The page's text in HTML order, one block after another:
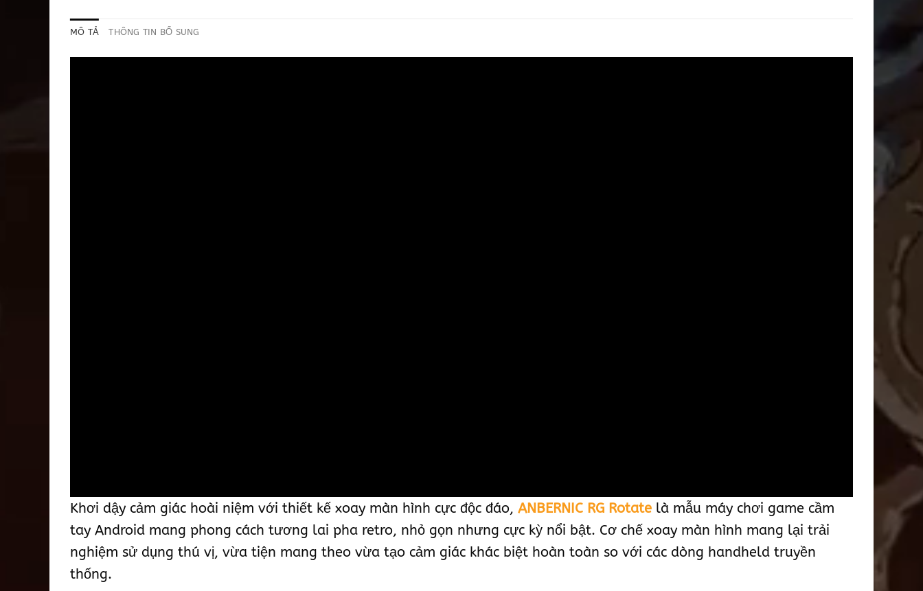
MÔ TẢ THÔNG TIN BỔ SUNG
Khơi dậy cảm giác hoài niệm với thiết kế xoay màn hình cực độc đáo, ANBERNIC RG Rotate là mẫu máy chơi game cầm
tay Android mang phong cách tương lai pha retro, nhỏ gọn nhưng cực kỳ nổi bật. Cơ chế xoay màn hình mang lại trải
nghiệm sử dụng thú vị, vừa tiện mang theo vừa tạo cảm giác khác biệt hoàn toàn so với các dòng handheld truyền
thống.